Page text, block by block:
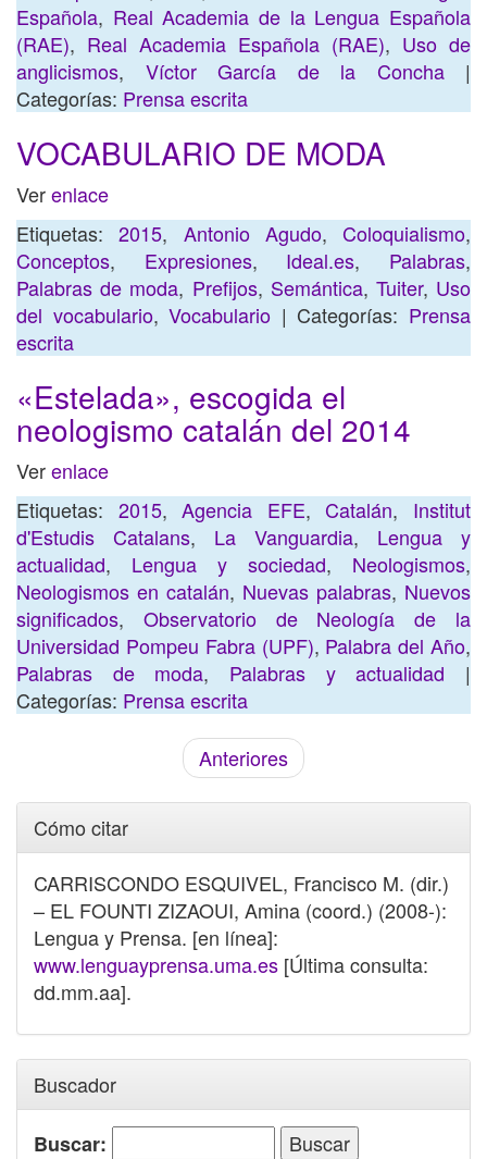
Española, Real Academia de la Lengua Española
(RAE), Real Academia Española (RAE), Uso de
anglicismos, Víctor García de la Concha|
Categorías: Prensa escrita
VOCABULARIO DE MODA
Verenlace
Etiquetas:2015, Antonio Agudo, Coloquialismo,
Conceptos, Expresiones, Ideal.es, Palabras,
Palabras de moda, Prefijos, Semántica, Tuiter, Uso
del vocabulario,Vocabulario | Categorías: Prensa
escrita
«Estelada», escogida el
neologismo catalán del 2014
Verenlace
Etiquetas: 2015,Agencia EFE,Catalán, Institut
d'Estudis Catalans, La Vanguardia, Lengua y
actualidad, Lengua y sociedad, Neologismos,
Neologismos en catalán, Nuevas palabras, Nuevos
significados, Observatorio de Neología de la
Universidad Pompeu Fabra (UPF), Palabra del Año,
Palabras de moda, Palabras y actualidad |
Categorías: Prensa escrita
Anteriores
Cómo citar
CARRISCONDO ESQUIVEL, Francisco M. (dir.)
– EL FOUNTI ZIZAOUI, Amina (coord.) (2008-):
Lengua y Prensa. [en línea]:
www.lenguayprensa.uma.es [Última consulta:
dd.mm.aa].
Buscador
Buscar: